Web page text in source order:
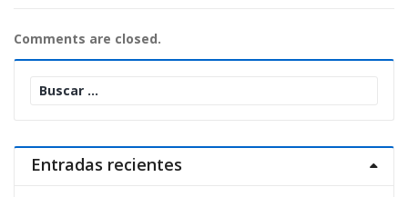
Comments are closed.
Buscar:
Entradas recientes